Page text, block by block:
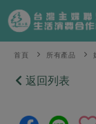
產品分類
當季蔬果
食譜料理
食材
特別企畫
首頁 所有產品
返回列表